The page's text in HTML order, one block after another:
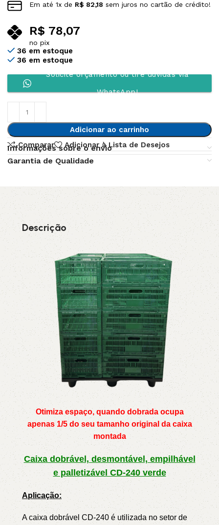
Em até1x de R$ 82,18 sem juros no cartão de crédito!
R$ 78,07
no pix
36 em estoque
36 em estoque
Solicite orçamento ou tire dúvidas via
WhatsApp!
Adicionar ao carrinho
Comparar
Adicionar à Lista de Desejos
Informações sobre o envio
Garantia de Qualidade
Descrição
Otimiza espaço, quando dobrada ocupa
apenas 1/5 do seu tamanho original da caixa
montada
Caixa dobrável, desmontável, empilhável
e palletizável CD-240 verde
Aplicação:
A caixa dobrável CD-240 é utilizada no setor de